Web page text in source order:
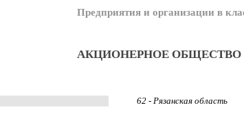
Предприятия и организации в
АКЦИОНЕРНОЕ
62 - Рязанская область